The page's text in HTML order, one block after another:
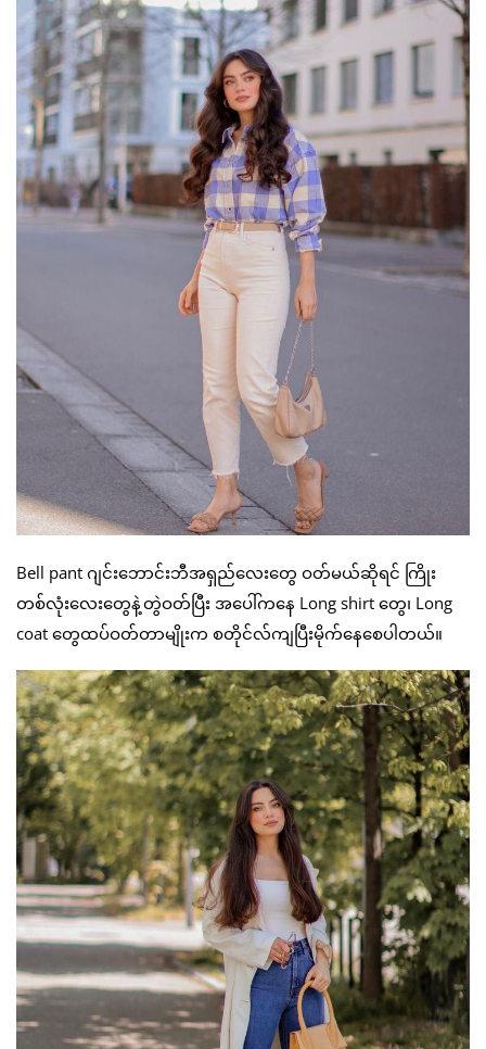
Bell pant ဂျင်းဘောင်းဘီအရှည်လေးတွေ ဝတ်မယ်ဆိုရင် ကြိုး
တစ်လုံးလေးတွေနဲ့တွဲဝတ်ပြီး အပေါ်ကနေ Long shirt တွေ၊ Long
coat တွေထပ်ဝတ်တာမျိုးက စတိုင်လ်ကျပြီးမိုက်နေစေပါတယ်။